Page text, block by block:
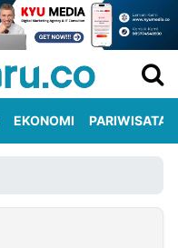
EKONOMI PARIWISATA